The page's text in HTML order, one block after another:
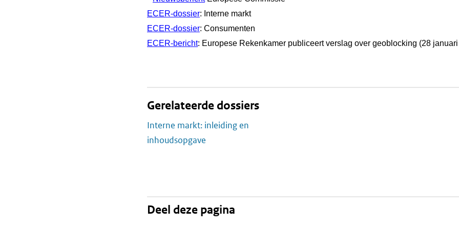
ECER-dossier: Interne markt
ECER-dossier: Consumenten
ECER-bericht: Europese Rekenkamer publiceert verslag over geoblocking (28
Gerelateerde dossiers
Interne markt: inleiding en
inhoudsopgave
Deel deze pagina